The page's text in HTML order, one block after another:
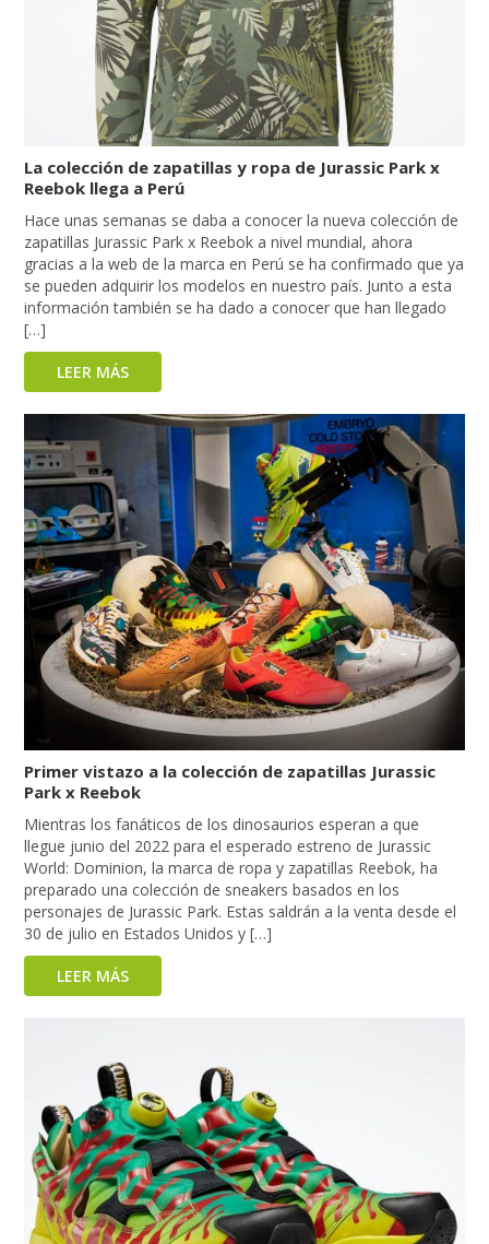
La colección de zapatillas y ropa de Jurassic Park x
Reebok llega a Perú
Hace unas semanas se daba a conocer la nueva colección de
zapatillas Jurassic Park x Reebok a nivel mundial, ahora
gracias a la web de la marca en Perú se ha confirmado que ya
se pueden adquirir los modelos en nuestro país. Junto a esta
información también se ha dado a conocer que han llegado
[…]
LEER MÁS
Primer vistazo a la colección de zapatillas Jurassic
Park x Reebok
Mientras los fanáticos de los dinosaurios esperan a que
llegue junio del 2022 para el esperado estreno de Jurassic
World: Dominion, la marca de ropa y zapatillas Reebok, ha
preparado una colección de sneakers basados en los
personajes de Jurassic Park. Estas saldrán a la venta desde el
30 de julio en Estados Unidos y […]
LEER MÁS